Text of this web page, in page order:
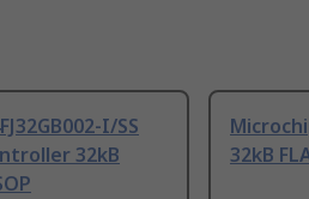
I/SS
32kB
32kB